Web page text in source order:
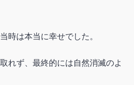
時は本当に幸せでした。
れず、最終的には自然消滅のよ